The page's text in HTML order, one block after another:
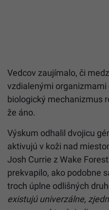
Vedcov zaujímalo, či
vzdialenými organizmami
biologický mechanizmus
že áno.
Výskum odhalil dvojicu
aktivujú v koži nad
Josh Currie z Wake
prekvapilo, ako podobne
troch úplne odlišných
existujú univerzálne,